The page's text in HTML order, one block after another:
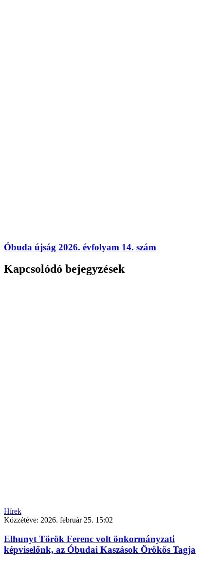
Óbuda újság 2026. évfolyam 14. szám
Kapcsolódó bejegyzések
Hírek
Közzétéve: 2026. február 25. 15:02
Elhunyt Török Ferenc volt önkormányzati
képviselőnk, az Óbudai Kaszások Örökös Tagja